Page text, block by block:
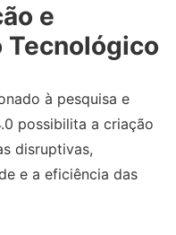
e
Tecnológico
à pesquisa e
possibilita a criação
disruptivas,
e a eficiência das